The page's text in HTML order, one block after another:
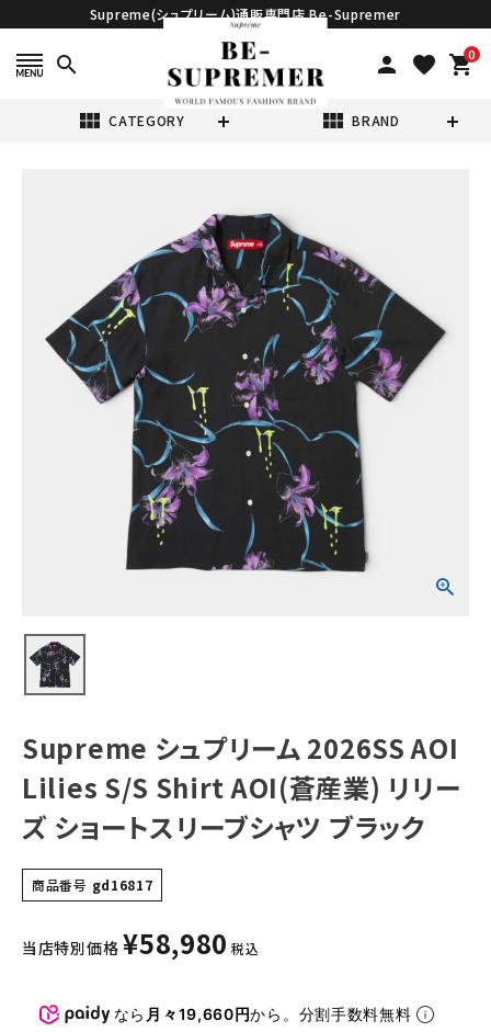
Supreme(シュプリーム)通販専門店 Be-Supremer
search person favorite 0
shopping_cart
view_module CATEGORY view_module BRAND
Tシャツ・ロングスリーブ
パーカー・トレーナー
キャップ・ハット
ニット帽・ビーニー
その他バッグ類
スニーカー・ブーツ
Supreme シュプリーム 2026SS AOI
Lilies S/S Shirt AOI(蒼産業) リリー
ズ ショートスリーブシャツ ブラック
商品番号 gd16817
当店特別価格 ¥58,980 税込
なら 月々19,660円から。分割手数料無料